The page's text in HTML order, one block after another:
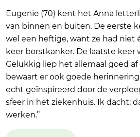
Eugenie (70) kent het Anna
van binnen en buiten. De eerste
wel een heftige, want ze had niet
keer borstkanker. De laatste keer
Gelukkig liep het allemaal goed af
bewaart er ook goede
echt geïnspireerd door de
sfeer in het ziekenhuis. Ik dacht:
werken.”